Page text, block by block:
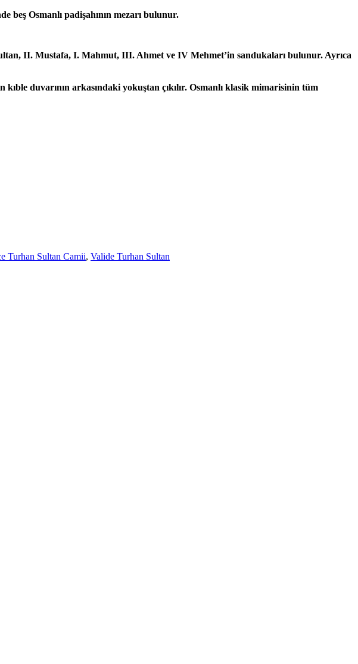
Osmanlı padişahının mezarı bulunur.
II. Mustafa, I. Mahmut, III. Ahmet ve IV Mehmet’in sandukaları bulunur. Ayrıca
duvarının arkasındaki yokuştan çıkılır. Osmanlı klasik mimarisinin tüm
Turhan Sultan Camii, Valide Turhan Sultan